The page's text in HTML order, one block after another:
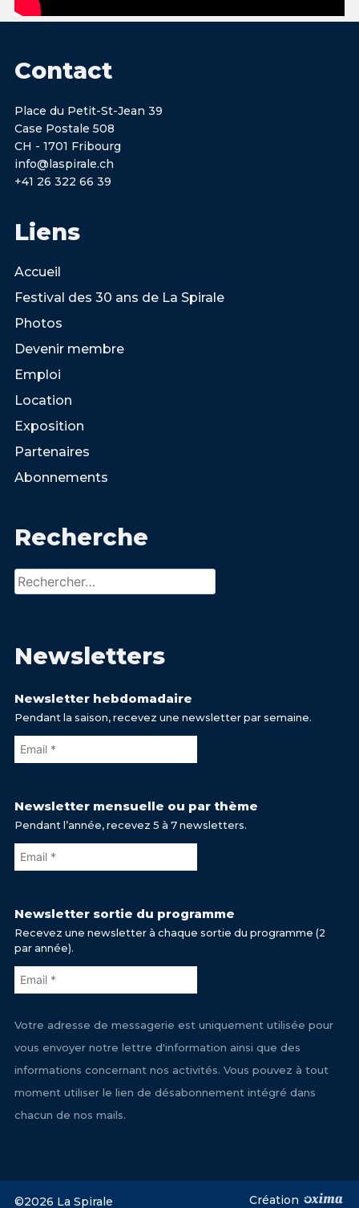
Contact
Place du Petit-St-Jean 39
Case Postale 508
CH - 1701 Fribourg
info@laspirale.ch
+41 26 322 66 39
Liens
Accueil
Festival des 30 ans de La Spirale
Photos
Devenir membre
Emploi
Location
Exposition
Partenaires
Abonnements
Recherche
Rechercher :
Newsletters
Newsletter hebdomadaire
Pendant la saison, recevez une newsletter par semaine.
Newsletter mensuelle ou par thème
Pendant l’année, recevez 5 à 7 newsletters.
Newsletter sortie du programme
Recevez une newsletter à chaque sortie du programme (2
par année).
Votre adresse de messagerie est uniquement utilisée pour
vous envoyer notre lettre d'information ainsi que des
informations concernant nos activités. Vous pouvez à tout
moment utiliser le lien de désabonnement intégré dans
chacun de nos mails.
©2026 La Spirale Création